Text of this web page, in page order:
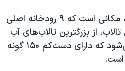
صلح
«سی‌پک»
تالاب انزلی در شمال ایران، مکانی است که ۹ رودخانه اصلی
از بزرگترین تالاب‌های آب
شیرین جهان محسوب می‌شود که دارای دست‌کم ۱۵۰ گونه
است.